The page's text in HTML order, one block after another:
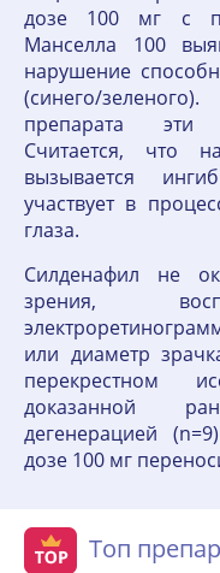
дозе 100 мг с
Манселла 100
нарушение
(синего/
препарата эти
Считается, что
вызывается
участвует в
глаза.
Силденафил не
зрения,
или диаметр
перекрестном
доказанной
дегенерацией
дозе 100 мг
Топ